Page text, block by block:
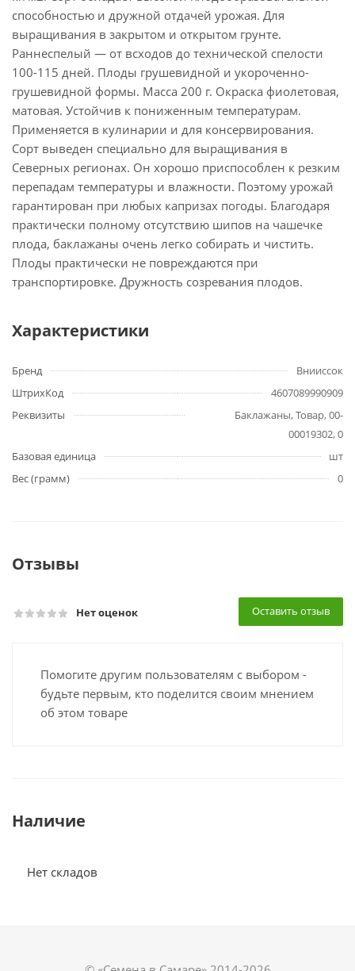
способностью и дружной отдачей урожая. Для
выращивания в закрытом и открытом грунте.
Раннеспелый — от всходов до технической спелости
100-115 дней. Плоды грушевидной и укороченно-
грушевидной формы. Масса 200 г. Окраска фиолетовая,
матовая. Устойчив к пониженным температурам.
Применяется в кулинарии и для консервирования.
Сорт выведен специально для выращивания в
Северных регионах. Он хорошо приспособлен к резким
перепадам температуры и влажности. Поэтому урожай
гарантирован при любых капризах погоды. Благодаря
практически полному отсутствию шипов на чашечке
плода, баклажаны очень легко собирать и чистить.
Плоды практически не повреждаются при
транспортировке. Дружность созревания плодов.
Характеристики
Бренд
Внииссок
ШтрихКод
4607089990909
Реквизиты
Баклажаны, Товар, 00-
00019302, 0
Базовая единица
шт
Вес (грамм)
0
Отзывы
Нет оценок Оставить отзыв
Помогите другим пользователям с выбором -
будьте первым, кто поделится своим мнением
об этом товаре
Наличие
Нет складов